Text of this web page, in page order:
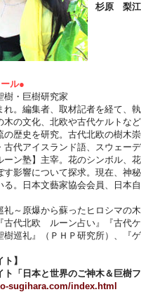
杉原 梨江
ル●
樹・巨樹研究家
れ。編集者、取材記者を経て、
木の文化、北欧や古代ケルトな
の歴史を研究。古代北欧の樹木
古代アイスランド語、スウェー
ーン塾】主宰。花のシンボル、
す影響について探求。現在、神
る。日本文藝家協会会員、日本
礼～原爆から蘇ったヒロシマの
古代北欧 ルーン占い』『古代
樹巡礼』（ＰＨＰ研究所）、『
ト】
ト「日本と世界のご神木＆巨樹
sugihara.com/index.html